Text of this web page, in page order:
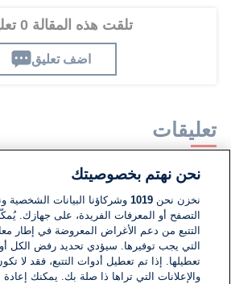
تلقت هذه المقالة 0 تعليق
اضف تعليق
تعليقات
لا توجد تعليقات مكتوبة حتى الآن. كن
اكتب تعليقًا جديدًا ...
نحن نهتم بخصوصيتك
نخزن نحن1019 وشركاؤنا البيانات الشخصية
التصفح أو المعرفات الفريدة، على جهازك.
التتبع من دعم الأغراض المعروضة في إطار
التي يجب توفيرها. سيؤدي تحديد رفض الكل
تعطيلها. إذا تم تعطيل أدوات التتبع، فقد لا
والإعلانات التي تراها ذا صلة بك. يمكنك